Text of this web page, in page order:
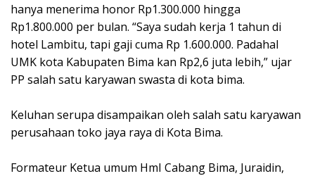
hanya menerima honor Rp1.300.000 hingga
Rp1.800.000 per bulan. “Saya sudah kerja 1 tahun di
hotel Lambitu, tapi gaji cuma Rp 1.600.000. Padahal
UMK kota Kabupaten Bima kan Rp2,6 juta lebih,” ujar
PP salah satu karyawan swasta di kota bima.
‎Keluhan serupa disampaikan oleh salah satu karyawan
perusahaan toko jaya raya di Kota Bima.
‎Formateur Ketua umum HmI Cabang Bima, Juraidin,